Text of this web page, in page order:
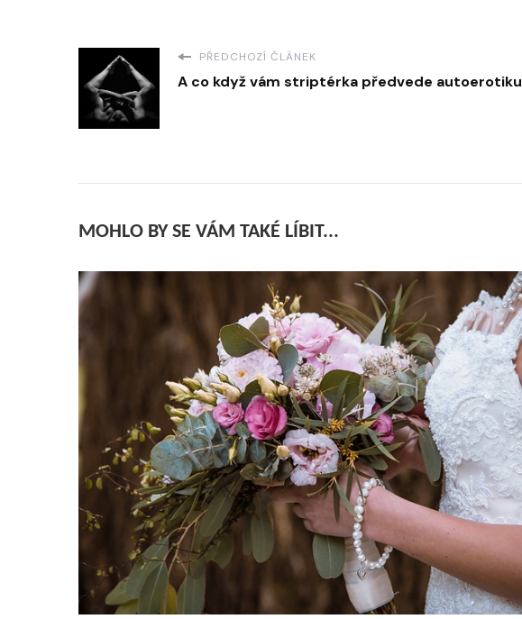
PŘEDCHOZÍ ČLÁNEK
A co když vám striptérka předvede autoerotiku
MOHLO BY SE VÁM TAKÉ LÍBIT...